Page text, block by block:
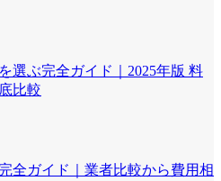
選ぶ完全ガイド｜2025年版 料
比較
全ガイド｜業者比較から費用相